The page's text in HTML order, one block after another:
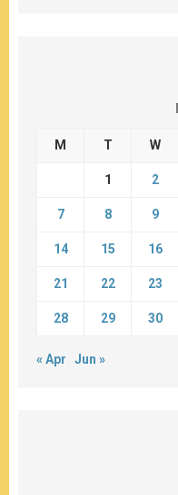
M T W
1 2
7 8 9
14 15 16
21 22 23
28 29 30
« Apr Jun »